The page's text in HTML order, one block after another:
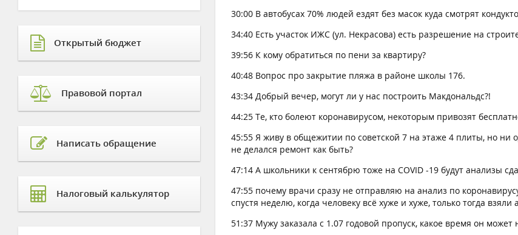
30:00 В автобусах 70% людей ездят без масок куда смотрят
34:40 Есть участок ИЖС (ул. Некрасова) есть разрешение на
39:56 К кому обратиться по пени за квартиру?
40:48 Вопрос про закрытие пляжа в районе школы 176.
43:34 Добрый вечер, могут ли у нас построить Макдональдс?!
44:25 Те, кто болеют коронавирусом, некоторым привозят
45:55 Я живу в общежитии по советской 7 на этаже 4 плиты, но ни
не делался ремонт как быть?
47:14 А школьники к сентябрю тоже на COVID -19 будут анализы
47:55 почему врачи сразу не отправляю на анализ по
спустя неделю, когда человеку всё хуже и хуже, только тогда взяли
51:37 Мужу заказала с 1.07 годовой пропуск, какое время он может
Открытый бюджет
Правовой портал
Написать обращение
Налоговый калькулятор